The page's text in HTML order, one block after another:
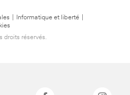
Informatique et liberté
réservés.